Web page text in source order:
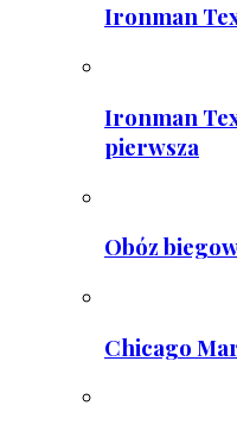
Ironman
Ironman
pierwsza
Obóz
Chicago